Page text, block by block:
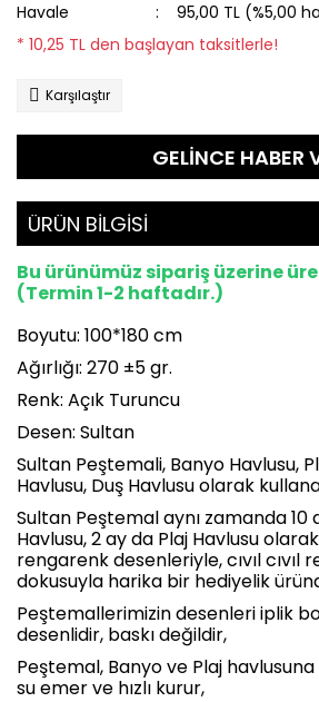
Havale
95,00 TL (%5,00
* 10,25 TL den başlayan taksitlerle!
Karşılaştır
GELİNCE HABER
ÜRÜN BİLGİSİ
Bu ürünümüz sipariş üzerine
(Termin 1-2 haftadır.)
Boyutu: 100*180 cm
Ağırlığı: 270 ±5 gr.
Renk: Açık Turuncu
Desen: Sultan
Sultan Peştemali, Banyo Havlusu,
Havlusu, Duş Havlusu olarak
Sultan Peştemal aynı zamanda
Havlusu, 2 ay da Plaj Havlusu
rengarenk desenleriyle, cıvıl cıvıl
dokusuyla harika bir hediyelik
Peştemallerimizin desenleri iplik
desenlidir, baskı değildir,
Peştemal, Banyo ve Plaj
su emer ve hızlı kurur,